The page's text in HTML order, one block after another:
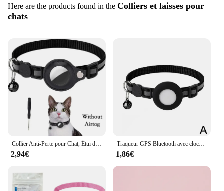
Here are the products found in the Colliers et laisses pour
chats
Collier Anti-Perte pour Chat, Étui de Protection avec Cloche Coulée, Accessoires pour Chaton, Produits pour Animaux de Compagnie
2,94€
Traqueur GPS Bluetooth avec clochette pour animal de compagnie, collier de coulée mignon, adresse anti-perte, suivi des oiseaux, pendentif empreinte, chien de nuit, chat, D0H0
1,86€